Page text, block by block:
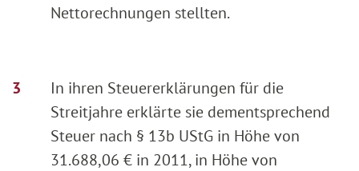
Nettorechnungen stellten.
In ihren Steuererklärungen für die
Streitjahre erklärte sie dementsprechend
Steuer nach § 13b UStG in Höhe von
31.688,06 € in 2011, in Höhe von